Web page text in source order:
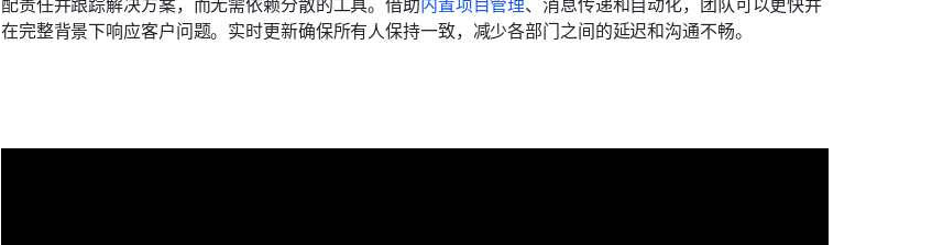
在完整背景下响应客户问题。实时更新确保所有人保持一致，减少各部门之间的延迟和沟通不畅。